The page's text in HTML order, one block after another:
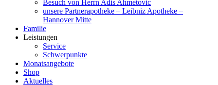
Besuch von Herrn Adis Ahmetovic
unsere Partnerapotheke – Leibniz Apotheke –
Hannover Mitte
Familie
Leistungen
Service
Schwerpunkte
Monatsangebote
Shop
Aktuelles